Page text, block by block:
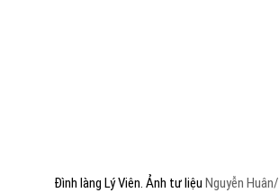
Đình làng Lý Viên. Ảnh tư liệu Nguyễn